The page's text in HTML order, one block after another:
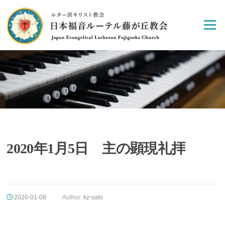
content
Menu
2020年1月5日 主の顕現礼拝
2020-01-08 Author: kz-sato